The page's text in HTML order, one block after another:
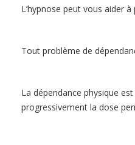
L’hypnose peut vous aider
Tout problème de
La dépendance physique
progressivement la dose